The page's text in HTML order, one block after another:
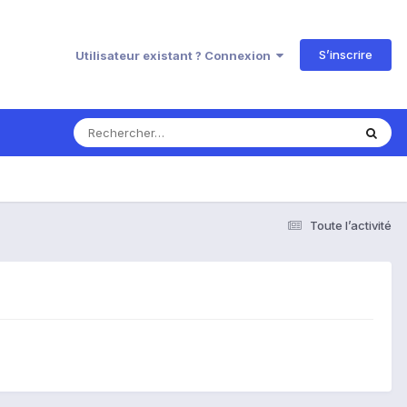
Utilisateur existant ? Connexion S’inscrire
Toute l’activité